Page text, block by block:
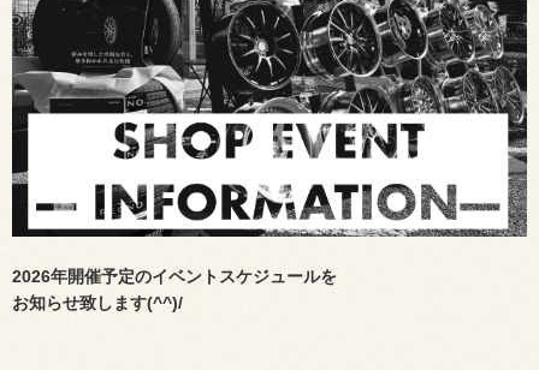
2026年開催予定のイベントスケジュールを
お知らせ致します(^^)/